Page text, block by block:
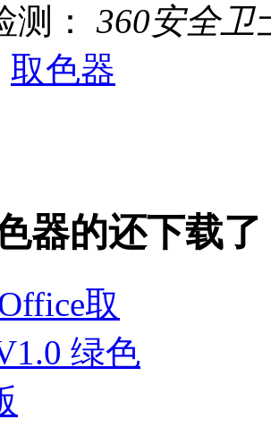
测：
360安全卫
取色器
器的还下载了